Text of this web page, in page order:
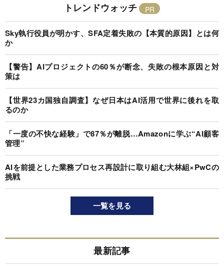
トレンドウォッチ
Sky執行役員が明かす、SFA定着失敗の【本質的原因】とは何
か
【警告】AIプロジェクトの60％が断念、失敗の根本原因と対
策は
【世界23カ国独自調査】なぜ日本はAI活用で世界に後れを取
るのか
「一度の不快な経験」で87％が離脱…Amazonに学ぶ“AI顧客
管理”
AIを前提とした業務プロセス再設計に取り組む大林組×PwCの
挑戦
一覧を見る
最新記事